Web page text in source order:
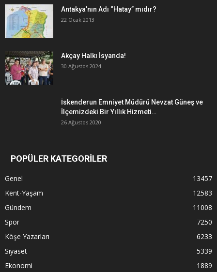
Antakya’nın Adı “Hatay” mıdır?
22 Ocak 2013
Akçay Halkı İsyanda!
30 Ağustos 2024
İskenderun Emniyet Müdürü Nevzat Güneş ve
İlçemizdeki Bir Yıllık Hizmeti…
26 Ağustos 2020
POPÜLER KATEGORİLER
Genel
13457
Kent-Yaşam
12583
Gündem
11008
Spor
7250
Köşe Yazarları
6233
Siyaset
5339
Ekonomi
1889